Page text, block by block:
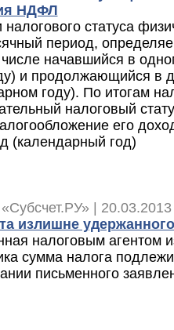
НДФЛ
статуса
период,
начавшийся в
и продолжающийся в
году). По итогам
налоговый
его
(календарный год)
|
излишне
налоговым агентом
сумма налога
письменного